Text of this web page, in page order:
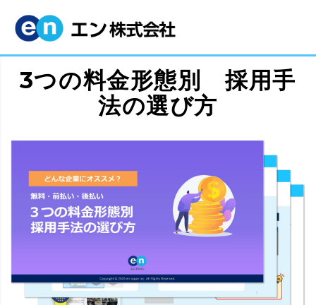
3つの料金形態別 採用手
法の選び方